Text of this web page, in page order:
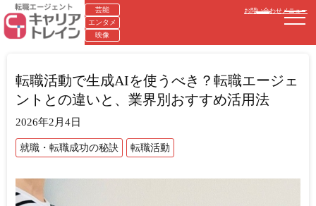
芸能
エンタメ
映像
お問い合わせメニュー
転職活動で生成AIを使うべき？転職エージェ
ントとの違いと、業界別おすすめ活用法
2026年2月4日
就職・転職成功の秘訣 転職活動